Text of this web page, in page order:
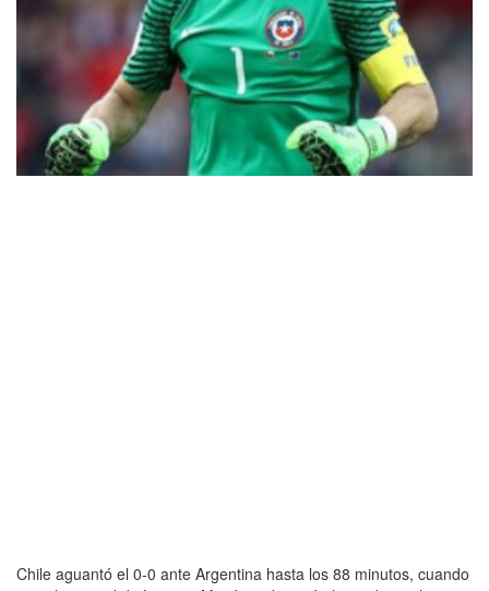
Chile aguantó el 0-0 ante Argentina hasta los 88 minutos, cuando